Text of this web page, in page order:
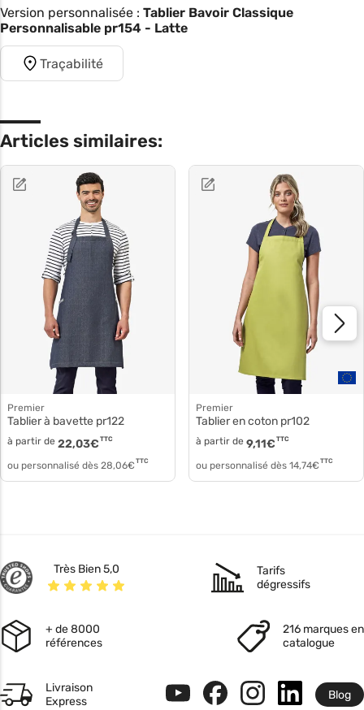
Version personnalisée : Tablier Bavoir Classique
Personnalisable pr154 - Latte
Traçabilité
Articles similaires:
Premier
Tablier à bavette pr122
à partir de 22,03€ TTC
ou personnalisé dès 28,06€ TTC
Premier
Tablier en coton pr102
à partir de 9,11€ TTC
ou personnalisé dès 14,74€ TTC
Très Bien 5,0
Tarifs
dégressifs
+ de 8000
références
216 marques en
catalogue
Livraison
Express
Blog